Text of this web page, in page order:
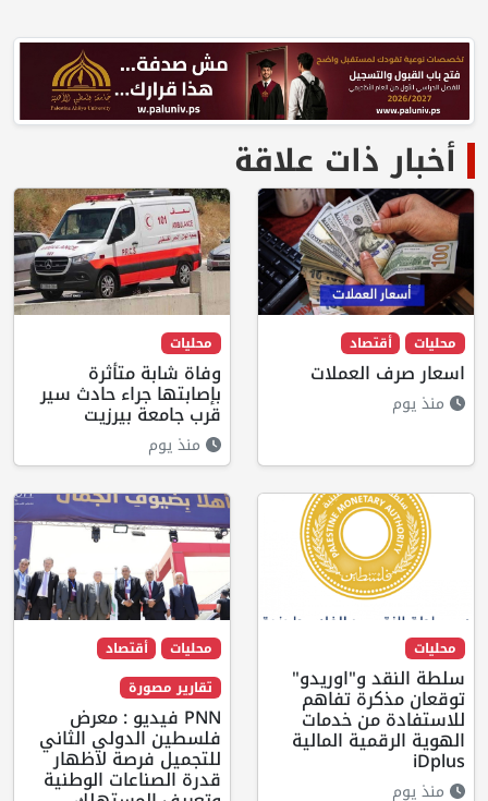
أخبار ذات علاقة
محليات أقتصاد
اسعار صرف العملات
منذ يوم
محليات
وفاة شابة متأثرة
بإصابتها جراء حادث سير
قرب جامعة بيرزيت
منذ يوم
محليات
سلطة النقد و"اوريدو"
توقعان مذكرة تفاهم
للاستفادة من خدمات
الهوية الرقمية المالية
iDplus
منذ يوم
محليات
أقتصاد
تقارير مصورة
PNN فيديو : معرض
فلسطين الدولي الثاني
للتجميل فرصة لاظهار
قدرة الصناعات الوطنية